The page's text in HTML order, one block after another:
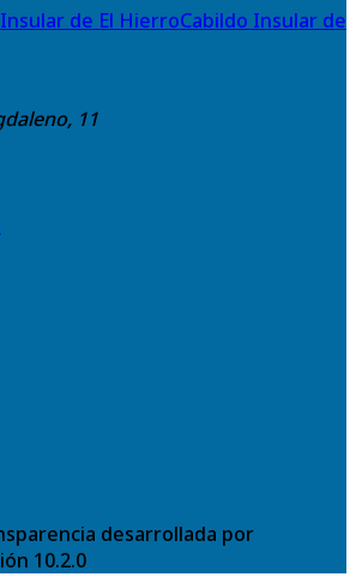
Cabildo Insular de
11
desarrollada por
10.2.0